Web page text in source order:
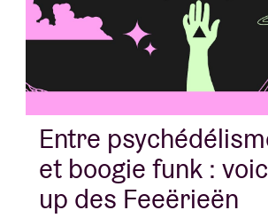
Entre
et boogie funk :
up des Feeërieën